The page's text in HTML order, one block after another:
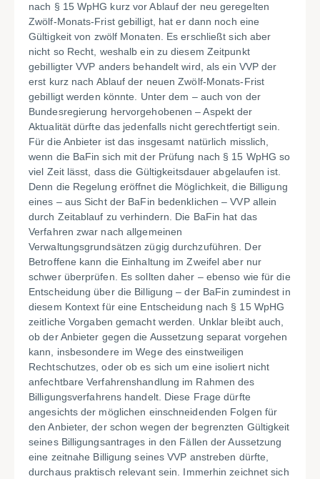
nach § 15 WpHG kurz vor Ablauf der neu geregelten
Zwölf-Monats-Frist gebilligt, hat er dann noch eine
Gültigkeit von zwölf Monaten. Es erschließt sich aber
nicht so Recht, weshalb ein zu diesem Zeitpunkt
gebilligter VVP anders behandelt wird, als ein VVP der
erst kurz nach Ablauf der neuen Zwölf-Monats-Frist
gebilligt werden könnte. Unter dem – auch von der
Bundesregierung hervorgehobenen – Aspekt der
Aktualität dürfte das jedenfalls nicht gerechtfertigt sein.
Für die Anbieter ist das insgesamt natürlich misslich,
wenn die BaFin sich mit der Prüfung nach § 15 WpHG so
viel Zeit lässt, dass die Gültigkeitsdauer abgelaufen ist.
Denn die Regelung eröffnet die Möglichkeit, die Billigung
eines – aus Sicht der BaFin bedenklichen – VVP allein
durch Zeitablauf zu verhindern. Die BaFin hat das
Verfahren zwar nach allgemeinen
Verwaltungsgrundsätzen zügig durchzuführen. Der
Betroffene kann die Einhaltung im Zweifel aber nur
schwer überprüfen. Es sollten daher – ebenso wie für die
Entscheidung über die Billigung – der BaFin zumindest in
diesem Kontext für eine Entscheidung nach § 15 WpHG
zeitliche Vorgaben gemacht werden. Unklar bleibt auch,
ob der Anbieter gegen die Aussetzung separat vorgehen
kann, insbesondere im Wege des einstweiligen
Rechtschutzes, oder ob es sich um eine isoliert nicht
anfechtbare Verfahrenshandlung im Rahmen des
Billigungsverfahrens handelt. Diese Frage dürfte
angesichts der möglichen einschneidenden Folgen für
den Anbieter, der schon wegen der begrenzten Gültigkeit
seines Billigungsantrages in den Fällen der Aussetzung
eine zeitnahe Billigung seines VVP anstreben dürfte,
durchaus praktisch relevant sein. Immerhin zeichnet sich